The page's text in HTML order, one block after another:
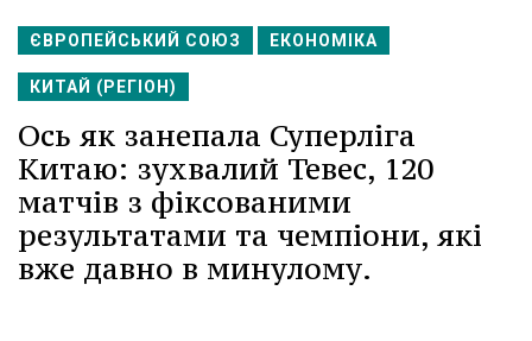
ЄВРОПЕЙСЬКИЙ СОЮЗ ЕКОНОМІКА
КИТАЙ (РЕГІОН)
Ось як занепала Суперліга
Китаю: зухвалий Тевес, 120
матчів з фіксованими
результатами та чемпіони, які
вже давно в минулому.